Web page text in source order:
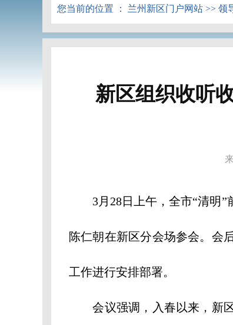
您当前的位置 ： 兰州新区门户网站 >> 领
新区组织收听
3月28日上午，全市“清明”
陈仁朝在新区分会场参会。会
工作进行安排部署。
会议强调，入春以来，新区